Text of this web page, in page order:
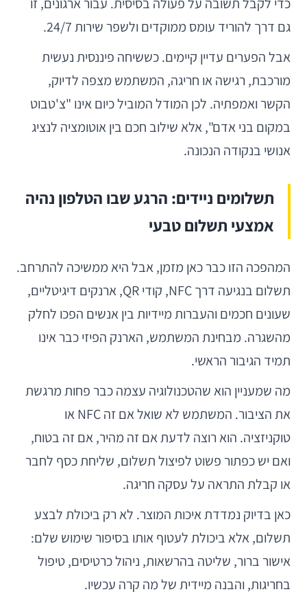
גם דרך להוריד עומס ממוקדים ולשפר שירות 24/7.
אבל הפערים עדיין קיימים. כששיחה פיננסית נעשית
מורכבת, רגישה או חריגה, המשתמש מצפה לדיוק,
הקשר ואמפתיה. לכן המודל המוביל כיום אינו "צ'טבוט
במקום בני אדם", אלא שילוב חכם בין אוטומציה לנציג
אנושי בנקודה הנכונה.
תשלומים ניידים: הרגע שבו הטלפון נהיה
אמצעי תשלום טבעי
המהפכה הזו כבר כאן מזמן, אבל היא ממשיכה להתרחב.
תשלום בנגיעה דרך NFC, קודי QR, ארנקים דיגיטליים,
שעונים חכמים והעברות מיידיות בין אנשים הפכו לחלק
מהשגרה. מבחינת המשתמש, הארנק הפיזי כבר אינו
תמיד הגיבור הראשי.
מה שמעניין הוא שהטכנולוגיה עצמה כבר פחות מרגשת
את הציבור. המשתמש לא שואל אם זה NFC או
טוקניזציה. הוא רוצה לדעת אם זה מהיר, אם זה בטוח,
ואם יש כפתור פשוט לפיצול תשלום, שליחת כסף לחבר
או קבלת התראה על עסקה חריגה.
כאן בדיוק נמדדת איכות המוצר. לא רק ביכולת לבצע
תשלום, אלא ביכולת לעטוף אותו בסיפור שימוש שלם:
אישור ברור, שליטה בהרשאות, ניהול כרטיסים, טיפול
בחריגות, והבנה מיידית של מה קרה עכשיו.